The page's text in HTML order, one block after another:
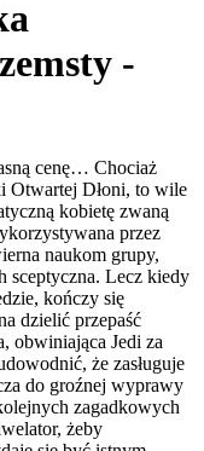
-
cenę… Chociaż
Otwartej Dłoni, to wile
kobietę zwaną
przez
naukom grupy,
sceptyczna. Lecz kiedy
kończy się
dzielić przepaść
obwiniająca Jedi za
że zasługuje
do groźnej wyprawy
zagadkowych
żeby